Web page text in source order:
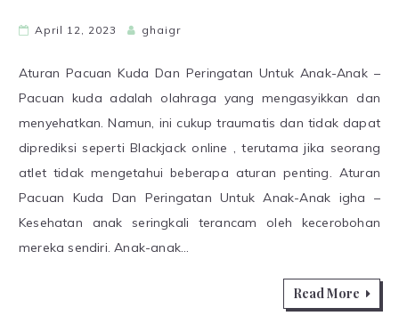
April 12, 2023 ghaigr
Aturan Pacuan Kuda Dan Peringatan Untuk Anak-Anak –
Pacuan kuda adalah olahraga yang mengasyikkan dan
menyehatkan. Namun, ini cukup traumatis dan tidak dapat
diprediksi seperti Blackjack online , terutama jika seorang
atlet tidak mengetahui beberapa aturan penting. Aturan
Pacuan Kuda Dan Peringatan Untuk Anak-Anak igha –
Kesehatan anak seringkali terancam oleh kecerobohan
mereka sendiri. Anak-anak…
Read More